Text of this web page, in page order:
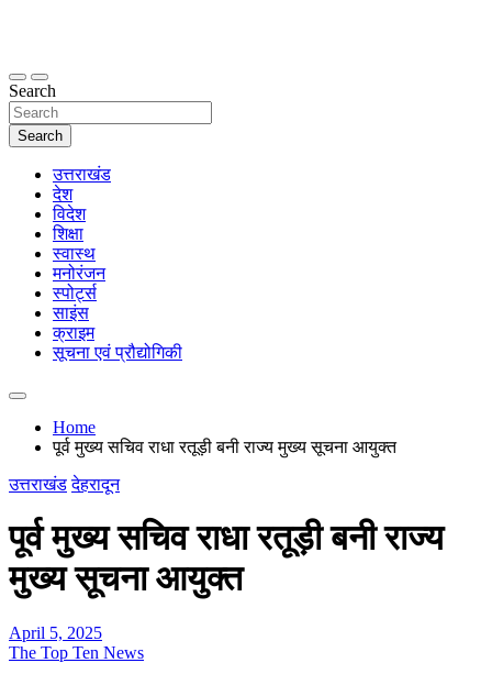
thetoptennews.com
Search
Search
उत्तराखंड
देश
विदेश
शिक्षा
स्वास्थ
मनोरंजन
स्पोर्ट्स
साइंस
क्राइम
सूचना एवं प्रौद्योगिकी
Home
पूर्व मुख्य सचिव राधा रतूड़ी बनी राज्य मुख्य सूचना आयुक्त
उत्तराखंड देहरादून
पूर्व मुख्य सचिव राधा रतूड़ी बनी राज्य
मुख्य सूचना आयुक्त
April 5, 2025
The Top Ten News